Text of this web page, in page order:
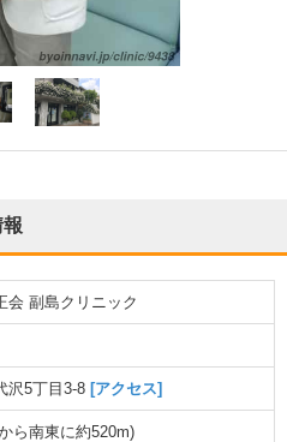
会 副島クリニック
沢5丁目3-8 [アクセス]
ら南東に約520m)